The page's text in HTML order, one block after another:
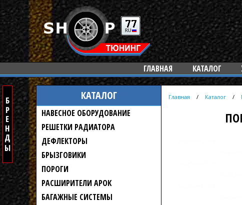
ГЛАВНАЯ КАТАЛОГ
КАТАЛОГ
НАВЕСНОЕ ОБОРУДОВАНИЕ
РЕШЕТКИ РАДИАТОРА
ДЕФЛЕКТОРЫ
БРЫЗГОВИКИ
ПОРОГИ
РАСШИРИТЕЛИ АРОК
БАГАЖНЫЕ СИСТЕМЫ
Главная / Каталог /